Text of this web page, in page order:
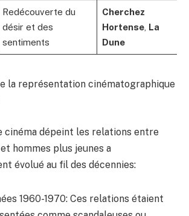
Redécouverte du
désir et des
sentiments
Cherchez
Hortense, La
Dune
la représentation cinématographique
cinéma dépeint les relations entre
hommes plus jeunes a
évolué au fil des décennies:
1960-1970: Ces relations étaient